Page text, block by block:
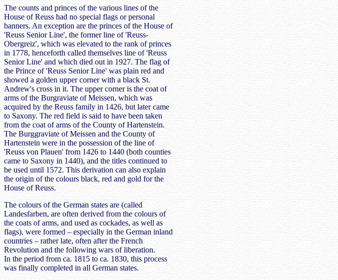
The counts and princes of the various lines of the
House of Reuss had no special flags or personal
banners. An exception are the princes of the House of
'Reuss Senior Line', the former line of 'Reuss-
Obergreiz', which was elevated to the rank of princes
in 1778, henceforth called themselves line of 'Reuss
Senior Line' and which died out in 1927. The flag of
the Prince of 'Reuss Senior Line' was plain red and
showed a golden upper corner with a black St.
Andrew's cross in it. The upper corner is the coat of
arms of the Burgraviate of Meissen, which was
acquired by the Reuss family in 1426, but later came
to Saxony. The red field is said to have been taken
from the coat of arms of the County of Hartenstein.
The Burggraviate of Meissen and the County of
Hartenstein were in the possession of the line of
'Reuss von Plauen' from 1426 to 1440 (both counties
came to Saxony in 1440), and the titles continued to
be used until 1572. This derivation can also explain
the origin of the colours black, red and gold for the
House of Reuss.
The colours of the German states are (called
Landesfarben, are often derived from the colours of
the coats of arms, and used as cockades, as well as
flags), were formed – especially in the German inland
countries – rather late, often after the French
Revolution and the following wars of liberation.
In the period from ca. 1815 to ca. 1830, this process
was finally completed in all German states.